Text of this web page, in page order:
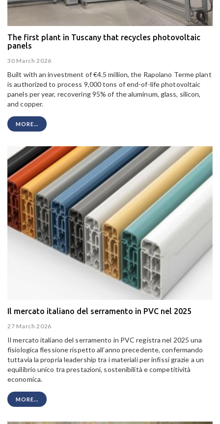
The first plant in Tuscany that recycles photovoltaic
panels
30 March 2026
Built with an investment of €4.5 million, the Rapolano Terme plant
is authorized to process 9,000 tons of end-of-life photovoltaic
panels per year, recovering 95% of the aluminum, glass, silicon,
and copper.
MORE...
Il mercato italiano del serramento in PVC nel 2025
27 March 2026
Il mercato italiano del serramento in PVC registra nel 2025 una
fisiologica flessione rispetto all’anno precedente, confermando
tuttavia la propria leadership tra i materiali per infissi grazie a un
equilibrio unico tra prestazioni, sostenibilità e competitività
economica.
MORE...